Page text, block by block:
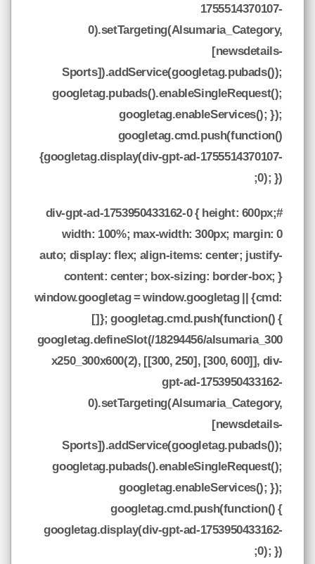
1755514370107-
0).setTargeting(Alsumaria_Category,
[newsdetails-
Sports]).addService(googletag.pubads());
googletag.pubads().enableSingleRequest();
googletag.enableServices(); });
googletag.cmd.push(function()
{googletag.display(div-gpt-ad-1755514370107-
0); });
#div-gpt-ad-1753950433162-0 { height: 600px;
width: 100%; max-width: 300px; margin: 0
auto; display: flex; align-items: center; justify-
content: center; box-sizing: border-box; }
window.googletag = window.googletag || {cmd:
[]}; googletag.cmd.push(function() {
googletag.defineSlot(/18294456/alsumaria_300
x250_300x600(2), [[300, 250], [300, 600]], div-
gpt-ad-1753950433162-
0).setTargeting(Alsumaria_Category,
[newsdetails-
Sports]).addService(googletag.pubads());
googletag.pubads().enableSingleRequest();
googletag.enableServices(); });
googletag.cmd.push(function() {
googletag.display(div-gpt-ad-1753950433162-
0); });